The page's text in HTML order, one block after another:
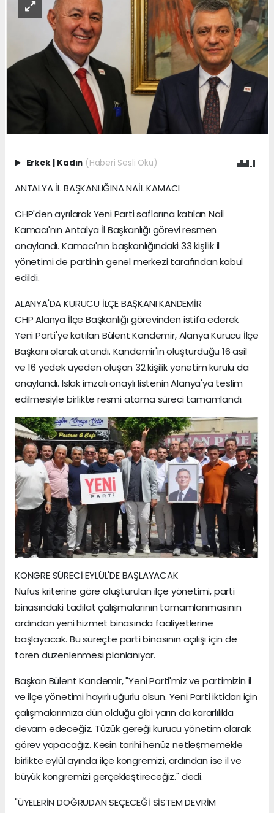
Erkek | Kadın (Haberi Sesli Oku)
ANTALYA İL BAŞKANLIĞINA NAİL KAMACI
CHP'den ayrılarak Yeni Parti saflarına katılan Nail
Kamacı'nın Antalya İl Başkanlığı görevi resmen
onaylandı. Kamacı'nın başkanlığındaki 33 kişilik il
yönetimi de partinin genel merkezi tarafından kabul
edildi.
ALANYA'DA KURUCU İLÇE BAŞKANI KANDEMİR
CHP Alanya İlçe Başkanlığı görevinden istifa ederek
Yeni Parti'ye katılan Bülent Kandemir, Alanya Kurucu İlçe
Başkanı olarak atandı. Kandemir'in oluşturduğu 16 asil
ve 16 yedek üyeden oluşan 32 kişilik yönetim kurulu da
onaylandı. Islak imzalı onaylı listenin Alanya'ya teslim
edilmesiyle birlikte resmi atama süreci tamamlandı.
KONGRE SÜRECİ EYLÜL'DE BAŞLAYACAK
Nüfus kriterine göre oluşturulan ilçe yönetimi, parti
binasındaki tadilat çalışmalarının tamamlanmasının
ardından yeni hizmet binasında faaliyetlerine
başlayacak. Bu süreçte parti binasının açılışı için de
tören düzenlenmesi planlanıyor.
Başkan Bülent Kandemir, "Yeni Parti'miz ve partimizin il
ve ilçe yönetimi hayırlı uğurlu olsun. Yeni Parti iktidarı için
çalışmalarımıza dün olduğu gibi yarın da kararlılıkla
devam edeceğiz. Tüzük gereği kurucu yönetim olarak
görev yapacağız. Kesin tarihi henüz netleşmemekle
birlikte eylül ayında ilçe kongremizi, ardından ise il ve
büyük kongremizi gerçekleştireceğiz." dedi.
"ÜYELERİN DOĞRUDAN SEÇECEĞİ SİSTEM DEVRİM